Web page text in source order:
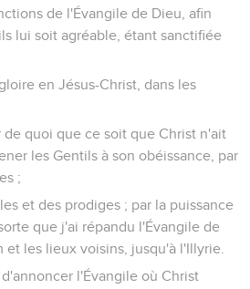
de l'Évangile de Dieu, afin
lui soit agréable, étant sanctifiée
en Jésus-Christ, dans les
de quoi que ce soit que Christ n'ait
les Gentils à son obéissance, par
;
et des prodiges ; par la puissance
que j'ai répandu l'Évangile de
et les lieux voisins, jusqu'à l'Illyrie.
l'Évangile où Christ